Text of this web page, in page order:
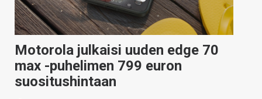
Motorola julkaisi uuden edge 70
max -puhelimen 799 euron
suositushintaan